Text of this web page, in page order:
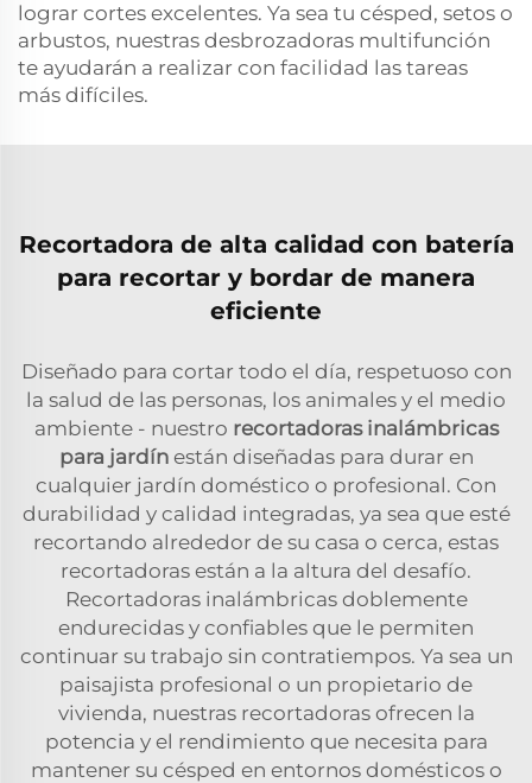
lograr cortes excelentes. Ya sea tu césped, setos o
arbustos, nuestras desbrozadoras multifunción
te ayudarán a realizar con facilidad las tareas
más difíciles.
Recortadora de alta calidad con batería
para recortar y bordar de manera
eficiente
Diseñado para cortar todo el día, respetuoso con
la salud de las personas, los animales y el medio
ambiente - nuestro recortadoras inalámbricas
para jardín están diseñadas para durar en
cualquier jardín doméstico o profesional. Con
durabilidad y calidad integradas, ya sea que esté
recortando alrededor de su casa o cerca, estas
recortadoras están a la altura del desafío.
Recortadoras inalámbricas doblemente
endurecidas y confiables que le permiten
continuar su trabajo sin contratiempos. Ya sea un
paisajista profesional o un propietario de
vivienda, nuestras recortadoras ofrecen la
potencia y el rendimiento que necesita para
mantener su césped en entornos domésticos o